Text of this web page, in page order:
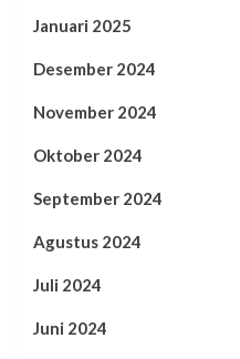
Januari 2025
Desember 2024
November 2024
Oktober 2024
September 2024
Agustus 2024
Juli 2024
Juni 2024